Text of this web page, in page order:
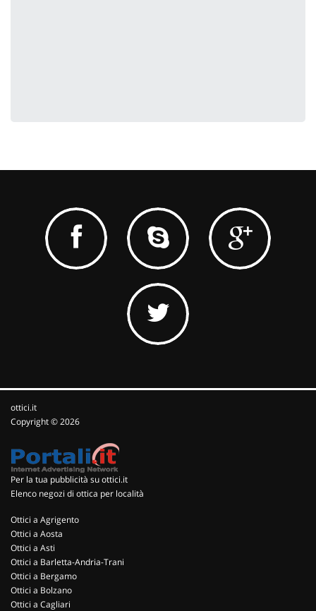
ottici.it
Copyright © 2026
Per la tua pubblicità su ottici.it
Elenco negozi di ottica per località
Ottici a Agrigento
Ottici a Aosta
Ottici a Asti
Ottici a Barletta-Andria-Trani
Ottici a Bergamo
Ottici a Bolzano
Ottici a Cagliari